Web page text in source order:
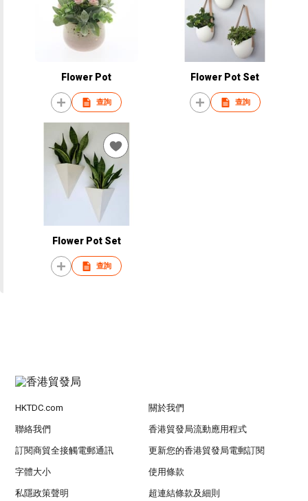
Flower Pot
查詢
Flower Pot Set
查詢
Flower Pot Set
查詢
HKTDC.com 關於我們
聯絡我們 香港貿發局流動應用程式
訂閱商貿全接觸電郵通訊 更新您的香港貿發局電郵訂閱
字體大小 使用條款
私隱政策聲明 超連結條款及細則